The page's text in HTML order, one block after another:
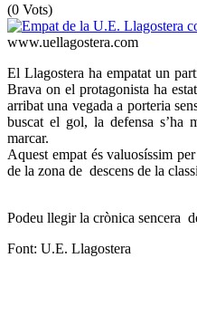
(0 Vots)
www.uellagostera.com
El Llagostera ha empatat un
Brava on el protagonista ha
arribat una vegada a porteria
buscat el gol, la defensa s’ha
marcar.
Aquest empat és valuosíssim
de la zona de descens de la
Podeu llegir la crònica sencera
Font: U.E. Llagostera